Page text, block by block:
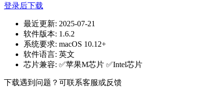
登录后下载
最近更新: 2025-07-21
软件版本: 1.6.2
系统要求: macOS 10.12+
软件语言: 英文
芯片兼容: ✅苹果M芯片 ✅Intel芯片
下载遇到问题？可联系客服或反馈